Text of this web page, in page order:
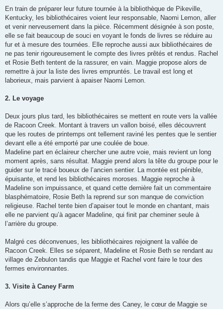
g
En train de préparer leur future tournée à la bibliothèque de Pikeville,
Kentucky, les bibliothécaires voient leur responsable, Naomi Lemon, aller
et venir nerveusement dans la pièce. Récemment désignée à son poste,
elle se fait beaucoup de souci en voyant le fonds de livres se réduire au
fur et à mesure des tournées. Elle reproche aussi aux bibliothécaires de
ne pas tenir rigoureusement le compte des livres prêtés et rendus. Rachel
et Rosie Beth tentent de la rassurer, en vain. Maggie propose alors de
remettre à jour la liste des livres empruntés. Le travail est long et
laborieux, mais parvient à apaiser Naomi Lemon.
2. Le voyage
Deux jours plus tard, les bibliothécaires se mettent en route vers la vallée
de Racoon Creek. Montant à travers un vallon boisé, elles découvrent
que les routes de printemps ont tellement raviné les pentes que le sentier
devant elle a été emporté par une coulée de boue.
Madeline part en éclaireur chercher une autre voie, mais revient un long
moment après, sans résultat. Maggie prend alors la tête du groupe pour le
guider sur le tracé boueux de l’ancien sentier. La montée est pénible,
épuisante, et rend les bibliothécaires moroses. Maggie reproche à
Madeline son impuissance, et quand cette dernière fait un commentaire
blasphématoire, Rosie Beth la reprend sur son manque de conviction
religieuse. Rachel tente bien d’apaiser tout le monde en chantant, mais
elle ne parvient qu’à agacer Madeline, qui finit par cheminer seule à
l’arrière du groupe.
Malgré ces déconvenues, les bibliothécaires rejoignent la vallée de
Racoon Creek. Elles se séparent, Madeline et Rosie Beth se rendant au
village de Zebulon tandis que Maggie et Rachel vont faire le tour des
fermes environnantes.
3. Visite à Caney Farm
Alors qu’elle s’approche de la ferme des Caney, le cœur de Maggie se